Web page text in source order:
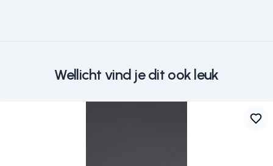
Wellicht vind je dit ook leuk